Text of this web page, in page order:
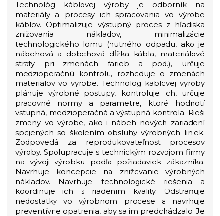
Technológ káblovej výroby je odborník na
materiály a procesy ich spracovania vo výrobe
káblov. Optimalizuje výstupný proces z hľadiska
znižovania nákladov, minimalizácie
technologického lomu (nutného odpadu, ako je
nábehová a dobehová dĺžka kábla, materiálové
straty pri zmenách farieb a pod.), určuje
medzioperačnú kontrolu, rozhoduje o zmenách
materiálov vo výrobe. Technológ káblovej výroby
plánuje výrobné postupy, kontroluje ich, určuje
pracovné normy a parametre, ktoré hodnotí
vstupná, medzioperačná a výstupná kontrola. Rieši
zmeny vo výrobe, ako i nábeh nových zariadení
spojených so školením obsluhy výrobných liniek.
Zodpovedá za reprodukovateľnosť procesov
výroby. Spolupracuje s technickým rozvojom firmy
na vývoji výrobku podľa požiadaviek zákazníka.
Navrhuje koncepcie na znižovanie výrobných
nákladov. Navrhuje technologické riešenia a
koordinuje ich s riadením kvality. Odstraňuje
nedostatky vo výrobnom procese a navrhuje
preventívne opatrenia, aby sa im predchádzalo. Je